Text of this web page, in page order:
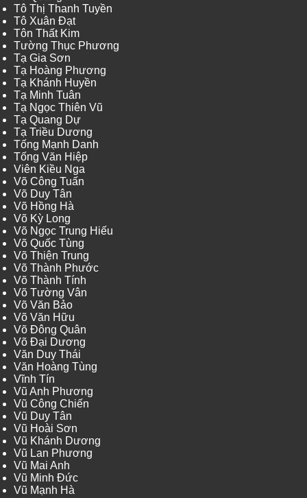
Tô Thị Thanh Tuyền
Tô Xuân Đạt
Tôn Thất Kim
Tường Thục Phương
Tạ Gia Sơn
Tạ Hoàng Phương
Tạ Khánh Huyền
Tạ Minh Tuân
Tạ Ngọc Thiên Vũ
Tạ Quang Dự
Tạ Triều Dương
Tống Mạnh Danh
Tống Văn Hiệp
Viên Kiều Nga
Võ Công Tuấn
Võ Duy Tân
Võ Hồng Hà
Võ Kỳ Long
Võ Ngọc Trung Hiếu
Võ Quốc Tùng
Võ Thiện Trung
Võ Thành Phước
Võ Thành Tính
Võ Tường Vân
Võ Văn Bảo
Võ Văn Hữu
Võ Đông Quân
Võ Đại Dương
Văn Duy Thái
Văn Hoàng Tùng
Vĩnh Tín
Vũ Anh Phương
Vũ Công Chiến
Vũ Duy Tân
Vũ Hoài Sơn
Vũ Khánh Dương
Vũ Lan Phương
Vũ Mai Anh
Vũ Minh Đức
Vũ Mạnh Hà